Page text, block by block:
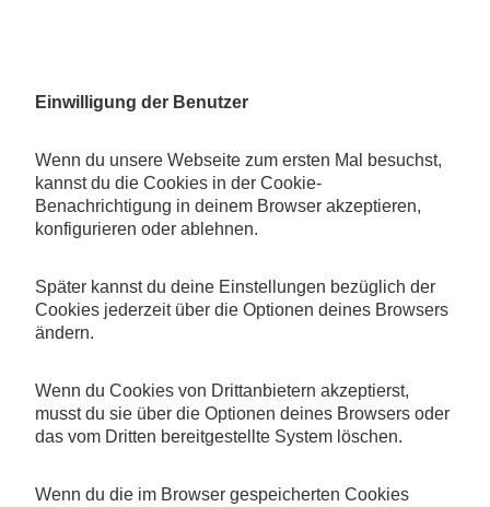
Einwilligung der Benutzer
Wenn du unsere Webseite zum ersten Mal besuchst,
kannst du die Cookies in der Cookie-
Benachrichtigung in deinem Browser akzeptieren,
konfigurieren oder ablehnen.
Später kannst du deine Einstellungen bezüglich der
Cookies jederzeit über die Optionen deines Browsers
ändern.
Wenn du Cookies von Drittanbietern akzeptierst,
musst du sie über die Optionen deines Browsers oder
das vom Dritten bereitgestellte System löschen.
Wenn du die im Browser gespeicherten Cookies